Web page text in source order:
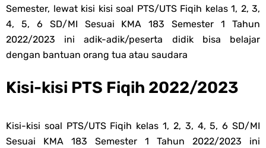
Thursday, 6 August
Semester, lewat kisi kisi soal PTS/UTS Fiqih kelas 1, 2, 3,
4, 5, 6 SD/MI Sesuai KMA 183 Semester 1 Tahun
2022/2023 ini adik-adik/peserta didik bisa belajar
dengan bantuan orang tua atau saudara
Kisi-kisi PTS Fiqih 2022/2023
Kisi-kisi soal PTS/UTS Fiqih kelas 1, 2, 3, 4, 5, 6 SD/MI
Sesuai KMA 183 Semester 1 Tahun 2022/2023 ini